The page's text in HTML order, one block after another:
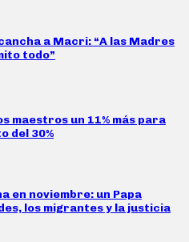
a Macri: “A las Madres
todo”
maestros un 11% más para
del 30%
en noviembre: un Papa
los migrantes y la justicia